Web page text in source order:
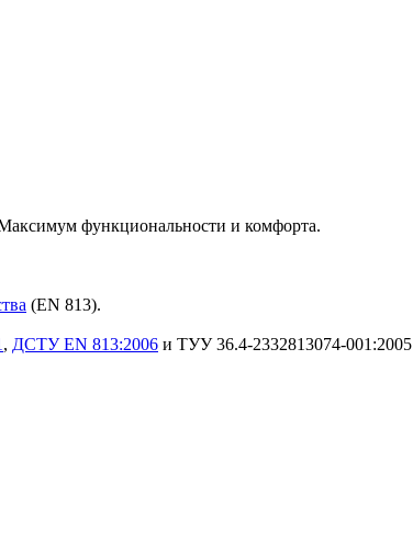
функциональности и комфорта.
(EN 813).
, ДСТУ EN 813:2006 и ТУУ 36.4-2332813074-001:2005